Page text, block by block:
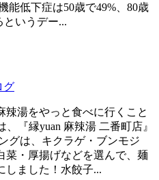
能低下症は50歳で49%、80歳
というデー...
グ
辣湯をやっと食べに行くこと
『縁yuan 麻辣湯 二番町店』
グは、キクラゲ・ブンモジ
菜・厚揚げなどを選んで、麺
しました！水餃子...